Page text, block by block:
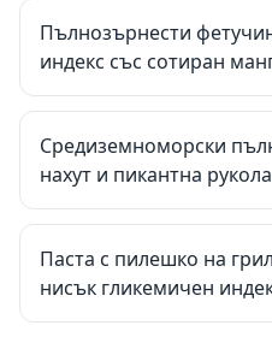
Пълнозърнести
индекс със сотиран
Средиземноморски
нахут и пикантна рукола
Паста с пилешко на
нисък гликемичен